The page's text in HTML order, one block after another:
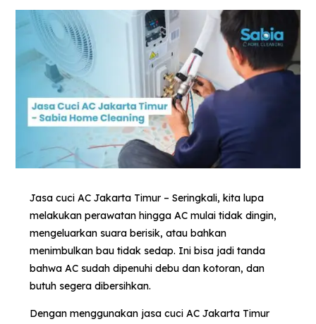
Jasa cuci AC Jakarta Timur – Seringkali, kita lupa
melakukan perawatan hingga AC mulai tidak dingin,
mengeluarkan suara berisik, atau bahkan
menimbulkan bau tidak sedap. Ini bisa jadi tanda
bahwa AC sudah dipenuhi debu dan kotoran, dan
butuh segera dibersihkan.
Dengan menggunakan jasa cuci AC Jakarta Timur